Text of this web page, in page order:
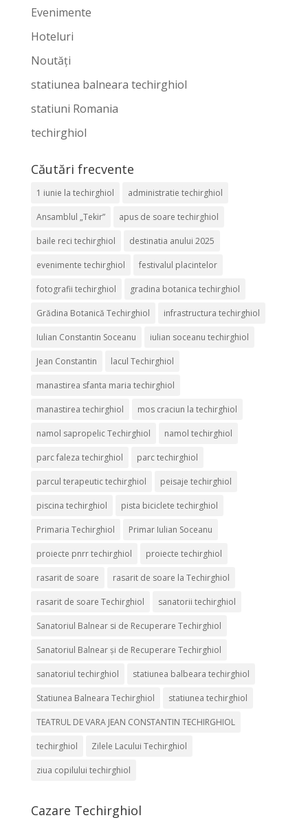
Evenimente
Hoteluri
Noutăți
statiunea balneara techirghiol
statiuni Romania
techirghiol
Căutări frecvente
1 iunie la techirghiol administratie techirghiol
Ansamblul „Tekir” apus de soare techirghiol
baile reci techirghiol destinatia anului 2025
evenimente techirghiol festivalul placintelor
fotografii techirghiol gradina botanica techirghiol
Grădina Botanică Techirghiol infrastructura techirghiol
Iulian Constantin Soceanu iulian soceanu techirghiol
Jean Constantin lacul Techirghiol
manastirea sfanta maria techirghiol
manastirea techirghiol mos craciun la techirghiol
namol sapropelic Techirghiol namol techirghiol
parc faleza techirghiol parc techirghiol
parcul terapeutic techirghiol peisaje techirghiol
piscina techirghiol pista biciclete techirghiol
Primaria Techirghiol Primar Iulian Soceanu
proiecte pnrr techirghiol proiecte techirghiol
rasarit de soare rasarit de soare la Techirghiol
rasarit de soare Techirghiol sanatorii techirghiol
Sanatoriul Balnear si de Recuperare Techirghiol
Sanatoriul Balnear și de Recuperare Techirghiol
sanatoriul techirghiol statiunea balbeara techirghiol
Statiunea Balneara Techirghiol statiunea techirghiol
TEATRUL DE VARA JEAN CONSTANTIN TECHIRGHIOL
techirghiol Zilele Lacului Techirghiol
ziua copilului techirghiol
Cazare Techirghiol